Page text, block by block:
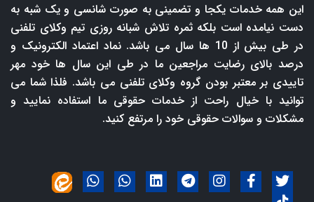
این همه خدمات یکجا و تضمینی به صورت شانسی و یک شبه به
دست نیامده است بلکه ثمره تلاش شبانه روزی تیم وکلای تلفنی
در طی بیش از 10 ها سال می باشد. نماد اعتماد الکترونیک و
درصد بالای رضایت مراجعین ما در طی این سال ها خود مهر
تاییدی بر معتبر بودن گروه وکلای تلفنی می باشد. فلذا شما می
توانید با خیال راحت از خدمات حقوقی ما استفاده نمایید و
مشکلات و سوالات حقوقی خود را مرتفع کنید.